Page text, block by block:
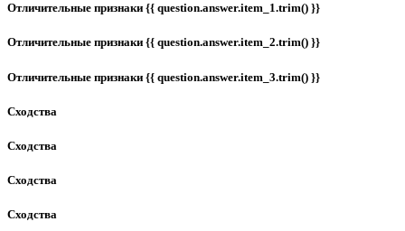
Отличительные признаки {{ question.answer.item_1.trim() }}
Отличительные признаки {{ question.answer.item_2.trim() }}
Отличительные признаки {{ question.answer.item_3.trim() }}
Сходства
Сходства
Сходства
Сходства